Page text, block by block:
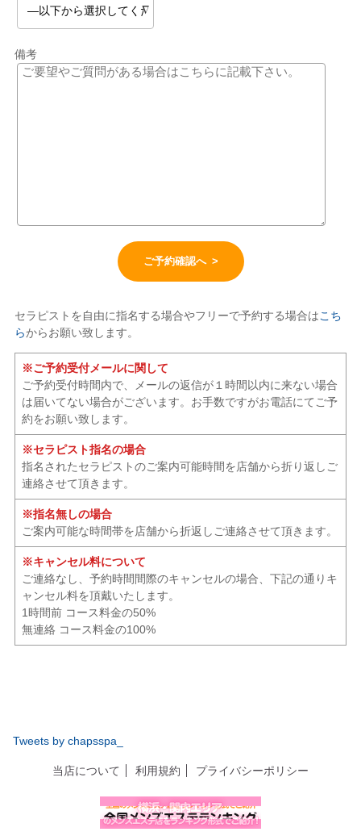
備考
セラピストを自由に指名する場合やフリーで予約する場合はこち
らからお願い致します。
※ご予約受付メールに関して
ご予約受付時間内で、メールの返信が１時間以内に来ない場合
は届いてない場合がございます。お手数ですがお電話にてご予
約をお願い致します。
※セラピスト指名の場合
指名されたセラピストのご案内可能時間を店舗から折り返しご
連絡させて頂きます。
※指名無しの場合
ご案内可能な時間帯を店舗から折返しご連絡させて頂きます。
※キャンセル料について
ご連絡なし、予約時間間際のキャンセルの場合、下記の通りキ
ャンセル料を頂戴いたします。
1時間前 コース料金の50%
無連絡 コース料金の100%
Tweets by chapsspa_
当店について 利用規約 プライバシーポリシー